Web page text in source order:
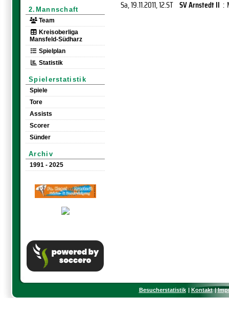
2.Mannschaft
Team
Kreisoberliga
Mansfeld-Südharz
Spielplan
Statistik
Spielerstatistik
Spiele
Tore
Assists
Scorer
Sünder
Archiv
1991 - 2025
Sa, 19.11.2011, 12.ST SV Arnstedt II :
Besucherstatistik Kontakt